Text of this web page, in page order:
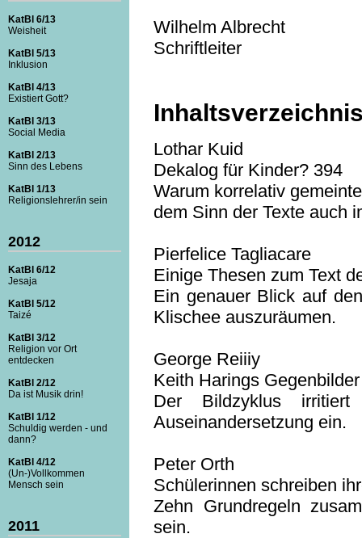
KatBl 6/13
Weisheit
KatBl 5/13
Inklusion
KatBl 4/13
Existiert Gott?
KatBl 3/13
Social Media
KatBl 2/13
Sinn des Lebens
KatBl 1/13
Religionslehrer/in sein
2012
KatBl 6/12
Jesaja
KatBl 5/12
Taizé
KatBl 3/12
Religion vor Ort
entdecken
KatBl 2/12
Da ist Musik drin!
KatBl 1/12
Schuldig werden - und
dann?
KatBl 4/12
(Un-)Vollkommen
Mensch sein
2011
Wilhelm Albrecht
Schriftleiter
Lothar Kuid
Dekalog für Kinder? 394
Warum korrelativ
dem Sinn der Texte auch
Pierfelice Tagliacare
Einige Thesen zum Text
Ein genauer Blick auf
Klischee auszuräumen.
George Reiiiy
Keith Harings
Der Bildzyklus
Auseinandersetzung ein.
Peter Orth
Schülerinnen schreiben
Zehn Grundregeln
sein.